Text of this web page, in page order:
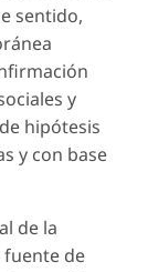
sentido,
y
hipótesis
y con base
de la
de